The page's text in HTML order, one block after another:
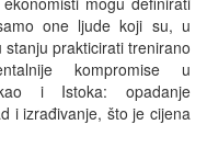
one ljude koji su, u
prakticirati trenirano
kompromise u
i Istoka: opadanje
i izrađivanje, što je cijena